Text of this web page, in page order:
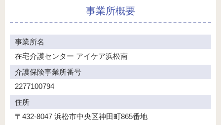
事業所概要
事業所名
在宅介護センター アイケア浜松南
介護保険事業所番号
2277100794
住所
〒432-8047 浜松市中央区神田町865番地